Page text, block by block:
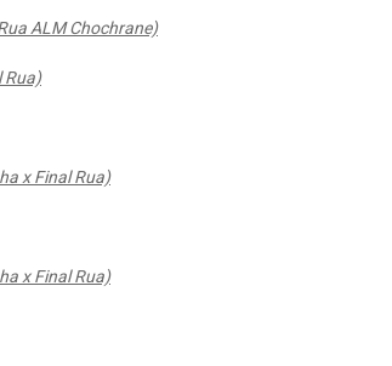
ALM Chochrane)
Rua)
x Final Rua)
x Final Rua)